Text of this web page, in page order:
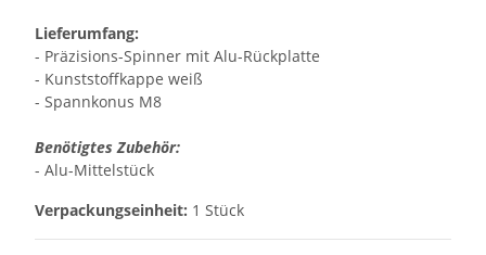
Lieferumfang:
- Präzisions-Spinner mit Alu-Rückplatte
- Kunststoffkappe weiß
- Spannkonus M8
Benötigtes Zubehör:
- Alu-Mittelstück
Verpackungseinheit: 1 Stück